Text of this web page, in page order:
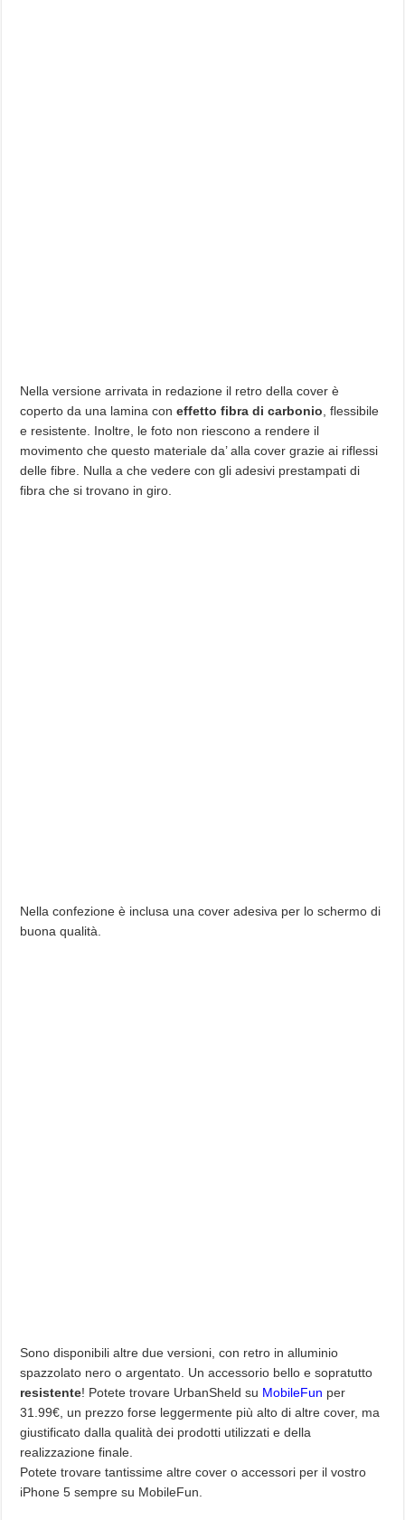
Nella versione arrivata in redazione il retro della cover è
coperto da una lamina coneffetto fibra di carbonio , flessibile
e resistente. Inoltre, le foto non riescono a rendere il
movimento che questo materiale da’ alla cover grazie ai riflessi
delle fibre. Nulla a che vedere con gli adesivi prestampati di
fibra che si trovano in giro.
Nella confezione è inclusa una cover adesiva per lo schermo di
buona qualità.
Sono disponibili altre due versioni, con retro in alluminio
spazzolato nero o argentato. Un accessorio bello e sopratutto
resistente! Potete trovare UrbanSheld su MobileFun per
31.99€, un prezzo forse leggermente più alto di altre cover, ma
giustificato dalla qualità dei prodotti utilizzati e della
realizzazione finale.
Potete trovare tantissime altre cover o accessori per il vostro
iPhone 5 sempre su MobileFun.